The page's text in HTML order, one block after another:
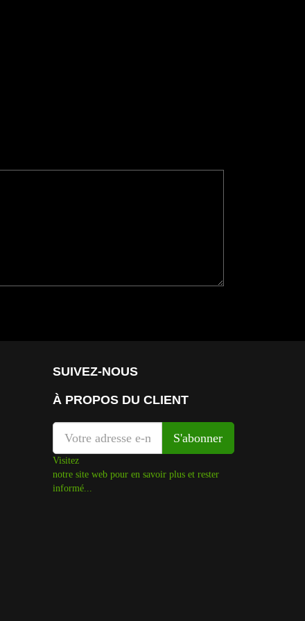
SUIVEZ-NOUS
À PROPOS DU CLIENT
Visitez
notre site web pour en savoir plus et rester
informé...